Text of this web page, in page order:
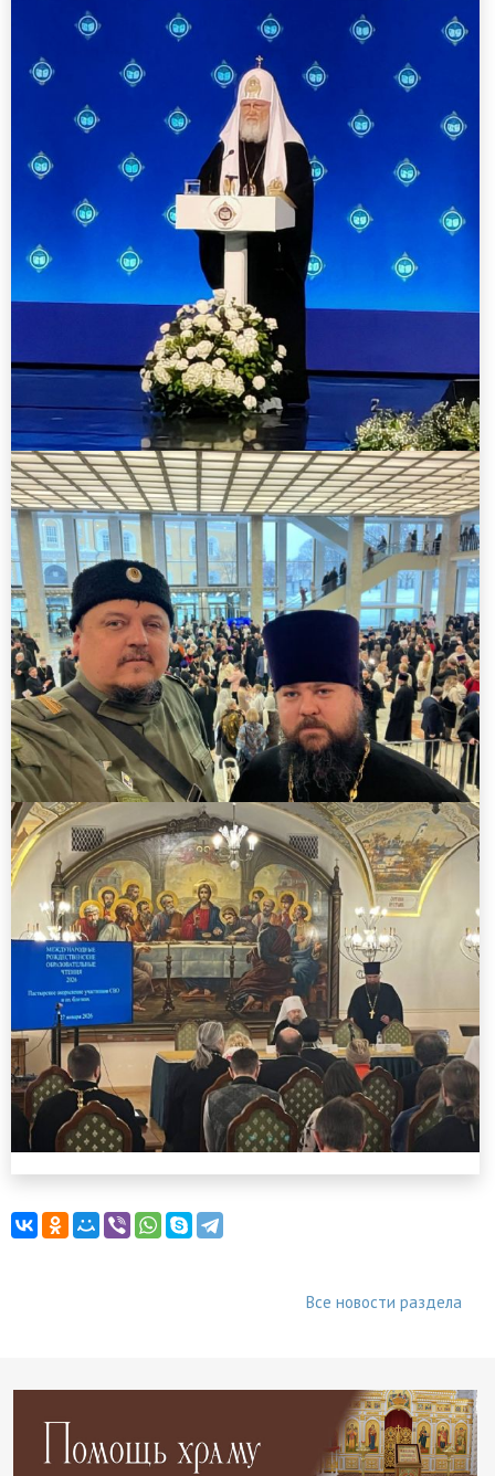
Все новости раздела